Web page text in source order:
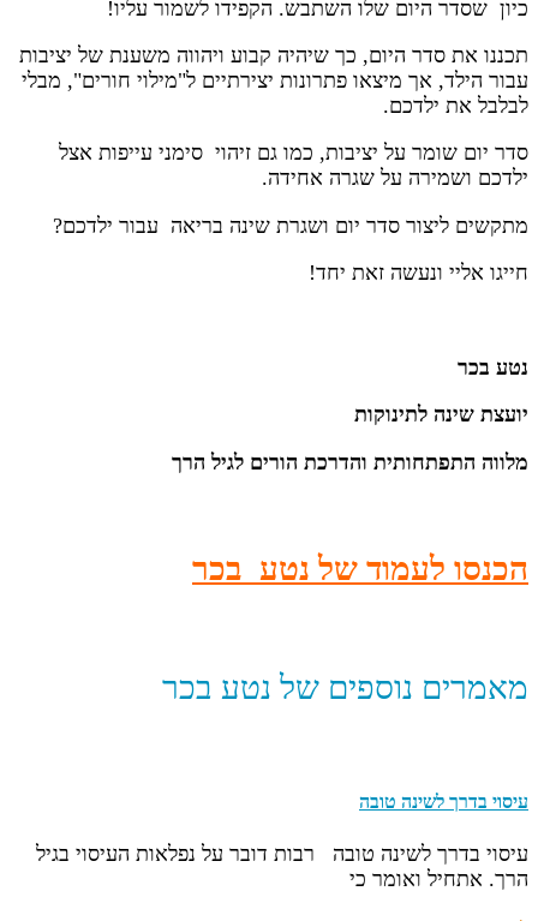
כיון שסדר היום שלו השתבש. הקפידו לשמור עליו!
תכננו את סדר היום, כך שיהיה קבוע ויהווה משענת של יציבות
עבור הילד, אך מיצאו פתרונות יצירתיים ל"מילוי חורים", מבלי
לבלבל את ילדכם.
סדר יום שומר על יציבות, כמו גם זיהוי סימני עייפות אצל
ילדכם ושמירה על שגרה אחידה.
מתקשים ליצור סדר יום ושגרת שינה בריאה עבור ילדכם?
חייגו אליי ונעשה זאת יחד!
נטע בכר
יועצת שינה לתינוקות
מלווה התפתחותית והדרכת הורים לגיל הרך
הכנסו לעמוד של נטע בכר
מאמרים נוספים של נטע בכר
עיסוי בדרך לשינה טובה
עיסוי בדרך לשינה טובה רבות דובר על נפלאות העיסוי בגיל
הרך. אתחיל ואומר כי